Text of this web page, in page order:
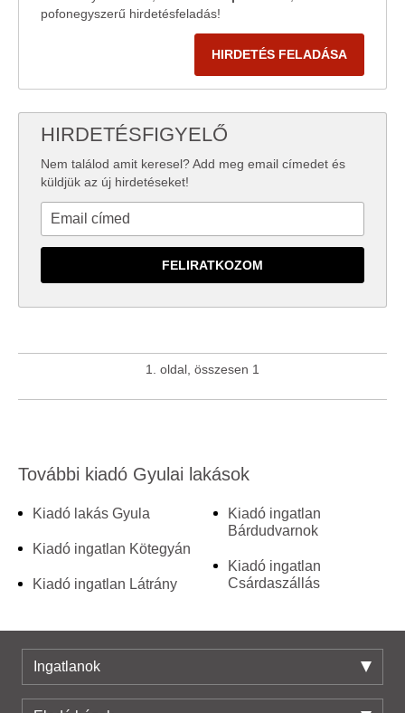
pofonegyszerű hirdetésfeladás!
HIRDETÉS FELADÁSA
HIRDETÉSFIGYELŐ
Nem találod amit keresel? Add meg email címedet és
küldjük az új hirdetéseket!
1. oldal, összesen 1
További kiadó Gyulai lakások
Kiadó lakás Gyula
Kiadó ingatlan Kötegyán
Kiadó ingatlan Látrány
Kiadó ingatlan
Bárdudvarnok
Kiadó ingatlan
Csárdaszállás
Ingatlanok